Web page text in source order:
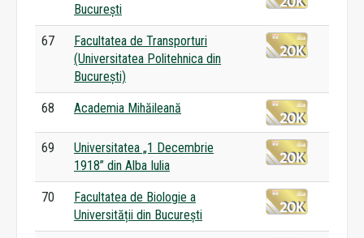
București
67
Facultatea de Transporturi
(Universitatea Politehnica din
București)
68 Academia Mihăileană
69
Universitatea „1 Decembrie
1918” din Alba Iulia
70
Facultatea de Biologie a
Universității din București